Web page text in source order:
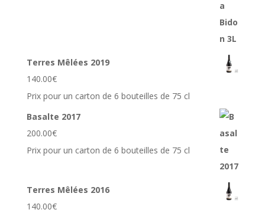
Terres Mêlées 2019
140.00€
Prix pour un carton de 6 bouteilles de 75 cl
Basalte 2017
200.00€
Prix pour un carton de 6 bouteilles de 75 cl
Terres Mêlées 2016
140.00€